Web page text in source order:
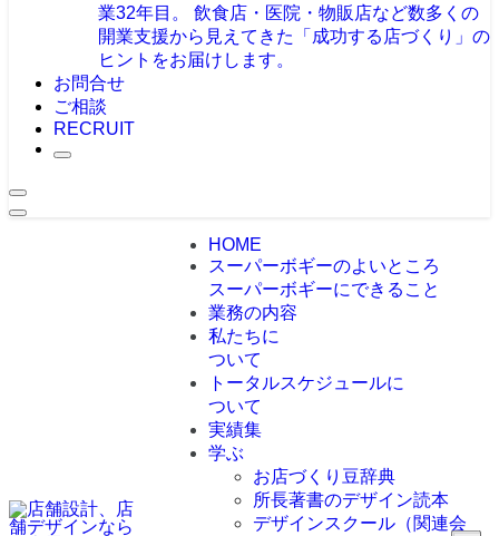
業32年目。 飲食店・医院・物販店など数多くの
開業支援から見えてきた「成功する店づくり」の
ヒントをお届けします。
お問合せ
ご相談
RECRUIT
HOME
スーパーボギーのよいところ
スーパーボギーにできること
業務の内容
私たちに
ついて
トータルスケジュールに
ついて
実績集
学ぶ
お店づくり豆辞典
所長著書のデザイン読本
デザインスクール（関連会